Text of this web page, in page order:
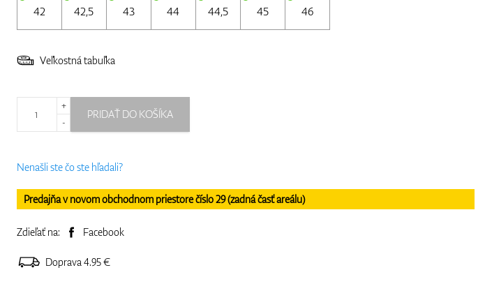
42 42,5 43 44 44,5 45 46
Veľkostná tabuľka
+
-
PRIDAŤ DO KOŠÍKA
Nenašli ste čo ste hľadali?
Predajňa v novom obchodnom priestore číslo 29 (zadná časť areálu)
Zdieľať na: Facebook
Doprava 4.95 €